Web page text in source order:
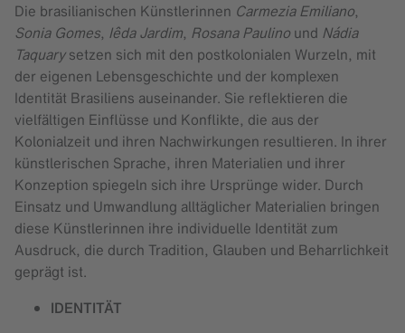
Die brasilianischen Künstlerinnen Carmezia Emiliano,
Sonia Gomes, Iêda Jardim, Rosana Paulino und Nádia
Taquarysetzen sich mit den postkolonialen Wurzeln, mit
der eigenen Lebensgeschichte und der komplexen
Identität Brasiliens auseinander. Sie reflektieren die
vielfältigen Einflüsse und Konflikte, die aus der
Kolonialzeit und ihren Nachwirkungen resultieren. In ihrer
künstlerischen Sprache, ihren Materialien und ihrer
Konzeption spiegeln sich ihre Ursprünge wider. Durch
Einsatz und Umwandlung alltäglicher Materialien bringen
diese Künstlerinnen ihre individuelle Identität zum
Ausdruck, die durch Tradition, Glauben und Beharrlichkeit
geprägt ist.
IDENTITÄT